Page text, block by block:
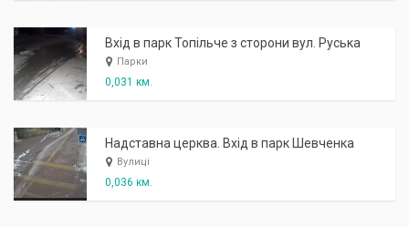
Вхід в парк Топільче з сторони вул. Руська
Парки
0,031 км.
Надставна церква. Вхід в парк Шевченка
Вулиці
0,036 км.